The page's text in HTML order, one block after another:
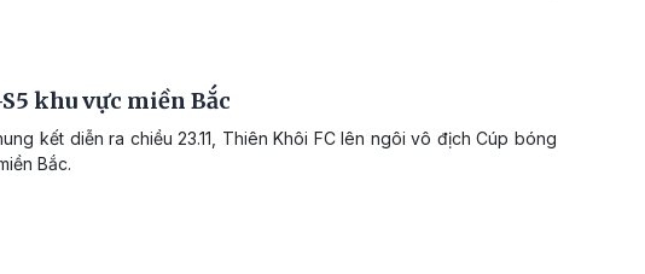
khu vực miền Bắc
kết diễn ra chiều 23.11, Thiên Khôi FC lên ngôi vô địch Cúp bóng
Bắc.